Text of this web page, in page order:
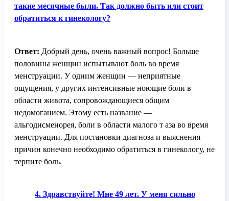
такие месячные были. Так должно быть или стоит
обратиться к гинекологу?
Ответ: Добрый день, очень важный вопрос! Больше
половины женщин испытывают боль во время
менструации. У одним женщин — неприятные
ощущения, у других интенсивные ноющие боли в
области живота, сопровождающиеся общим
недомоганием. Этому есть название —
альгодисменорея, боли в области малого т аза во время
менструации. Для постановки диагноза и выяснения
причин конечно необходимо обратиться в гинекологу, не
терпите боль.
4. Здравствуйте! Мне 49 лет. У меня сильно